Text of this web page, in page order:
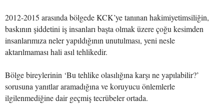
2012-2015 arasında bölgede KCK’ye tanınan hakimiyetimsiliğin,
baskının şiddetini iş insanları başta olmak üzere çoğu kesimden
insanlarımıza neler yapıldığının unutulması, yeni nesle
aktarılmaması hali asıl tehlikedir.
Bölge bireylerinin ‘Bu tehlike olasılığına karşı ne yapılabilir?’
sorusuna yanıtlar aramadığına ve koruyucu önlemlerle
ilgilenmediğine dair geçmiş tecrübeler ortada.